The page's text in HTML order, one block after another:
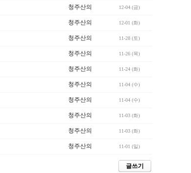
청주산의 12-04 (금)
청주산의 12-01 (화)
청주산의 11-28 (토)
청주산의 11-26 (목)
청주산의 11-24 (화)
청주산의 11-04 (수)
청주산의 11-04 (수)
청주산의 11-03 (화)
청주산의 11-03 (화)
청주산의 11-01 (일)
글쓰기